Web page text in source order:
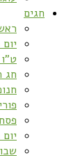
חגים
חג
פסח